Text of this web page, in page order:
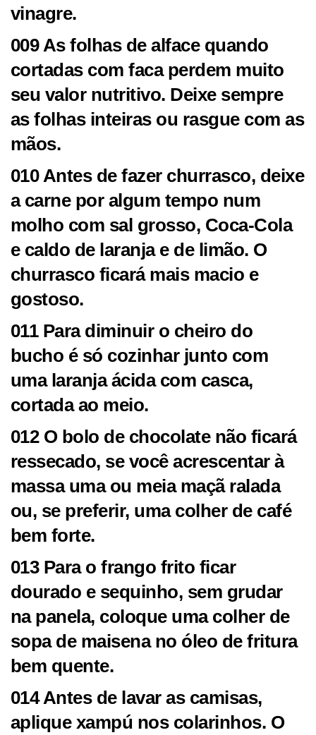
vinagre.
009 As folhas de alface quando
cortadas com faca perdem muito
seu valor nutritivo. Deixe sempre
as folhas inteiras ou rasgue com as
mãos.
010 Antes de fazer churrasco, deixe
a carne por algum tempo num
molho com sal grosso, Coca-Cola
e caldo de laranja e de limão. O
churrasco ficará mais macio e
gostoso.
011 Para diminuir o cheiro do
bucho é só cozinhar junto com
uma laranja ácida com casca,
cortada ao meio.
012 O bolo de chocolate não ficará
ressecado, se você acrescentar à
massa uma ou meia maçã ralada
ou, se preferir, uma colher de café
bem forte.
013 Para o frango frito ficar
dourado e sequinho, sem grudar
na panela, coloque uma colher de
sopa de maisena no óleo de fritura
bem quente.
014 Antes de lavar as camisas,
aplique xampú nos colarinhos. O